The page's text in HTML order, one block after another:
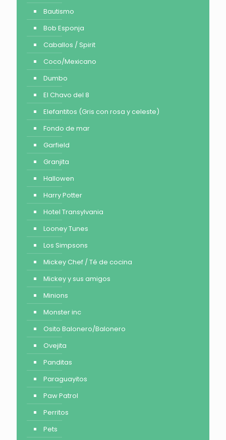
Bautismo
Bob Esponja
Caballos / Spirit
Coco/Mexicano
Dumbo
El Chavo del 8
Elefantitos (Gris con rosa y celeste)
Fondo de mar
Garfield
Granjita
Hallowen
Harry Potter
Hotel Transylvania
Looney Tunes
Los Simpsons
Mickey Chef / Té de cocina
Mickey y sus amigos
Minions
Monster inc
Osito Balonero/Balonero
Ovejita
Panditas
Paraguayitos
Paw Patrol
Perritos
Pets